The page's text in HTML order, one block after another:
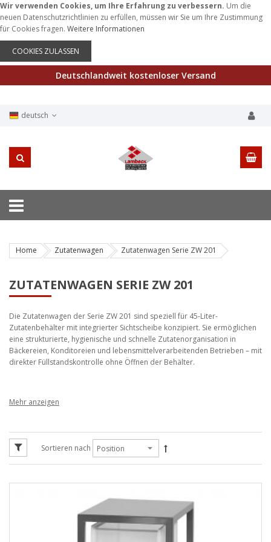
Wir verwenden Cookies, um Ihre Erfahrung zu verbessern. Um die
neuen Datenschutzrichtlinien zu erfüllen, müssen wir Sie um Ihre Zustimmung
für Cookies fragen. Weitere Informationen
COOKIES ZULASSEN
Deutschlandweit kostenloser Versand
deutsch
Home Zutatenwagen Zutatenwagen Serie ZW 201
ZUTATENWAGEN SERIE ZW 201
Die Zutatenwagen der Serie ZW 201 sind speziell für 45-Liter-
Zutatenbehälter mit integrierter Sichtscheibe konzipiert. Sie ermöglichen
eine strukturierte, hygienische und schnelle Zutatenorganisation in
Bäckereien, Konditoreien und lebensmittelverarbeitenden Betrieben – mit
direkter Füllstandskontrolle ohne Öffnen der Behälter.
Zutatenwagen Serie ZW 201 – 45
Die Serie ZW 201 ist für lebensmittelechte Kunststoffbehälter im Maß 315
× 500 × 300 mm mit einem Volumen von 45 Litern ausgelegt. Die
Füllstandes – ideal für häufig verwendete Zutaten wie Mehl, Zucker oder
Varianten & Behälteranordnung
Sortieren nach